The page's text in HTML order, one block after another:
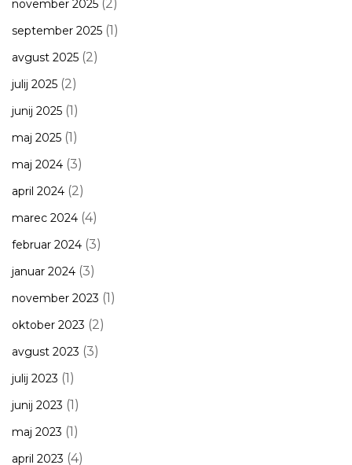
november 2025 (2)
september 2025 (1)
avgust 2025 (2)
julij 2025 (2)
junij 2025 (1)
maj 2025 (1)
maj 2024 (3)
april 2024 (2)
marec 2024 (4)
februar 2024 (3)
januar 2024 (3)
november 2023 (1)
oktober 2023 (2)
avgust 2023 (3)
julij 2023 (1)
junij 2023 (1)
maj 2023 (1)
april 2023 (4)